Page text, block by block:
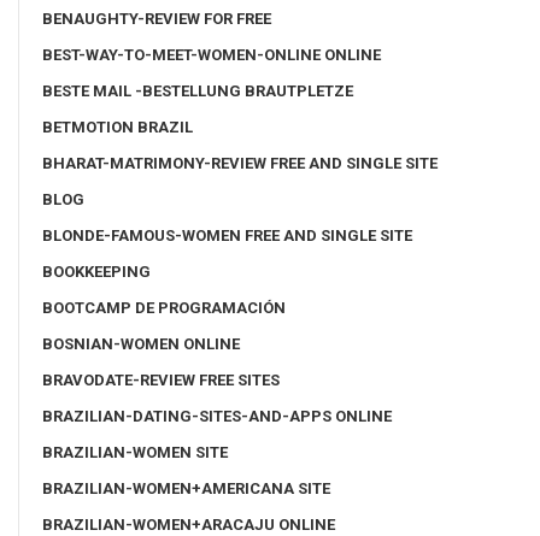
BENAUGHTY-REVIEW FOR FREE
BEST-WAY-TO-MEET-WOMEN-ONLINE ONLINE
BESTE MAIL -BESTELLUNG BRAUTPLETZE
BETMOTION BRAZIL
BHARAT-MATRIMONY-REVIEW FREE AND SINGLE SITE
BLOG
BLONDE-FAMOUS-WOMEN FREE AND SINGLE SITE
BOOKKEEPING
BOOTCAMP DE PROGRAMACIÓN
BOSNIAN-WOMEN ONLINE
BRAVODATE-REVIEW FREE SITES
BRAZILIAN-DATING-SITES-AND-APPS ONLINE
BRAZILIAN-WOMEN SITE
BRAZILIAN-WOMEN+AMERICANA SITE
BRAZILIAN-WOMEN+ARACAJU ONLINE